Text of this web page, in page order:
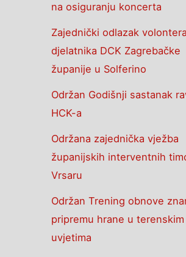
na osiguranju koncerta
Zajednički odlazak
djelatnika DCK Zagrebačke
županije u Solferino
Održan Godišnji sastanak
HCK-a
Održana zajednička vježba
županijskih interventnih
Vrsaru
Održan Trening obnove
pripremu hrane u terenskim
uvjetima